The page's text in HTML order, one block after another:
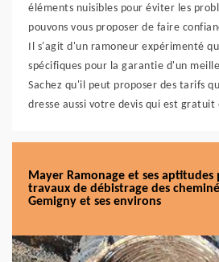
éléments nuisibles pour éviter les
pouvons vous proposer de faire
Il s'agit d'un ramoneur expérimenté
spécifiques pour la garantie d'un
Sachez qu'il peut proposer des tarifs
dresse aussi votre devis qui est gratuit
Mayer Ramonage et ses aptitudes
travaux de débistrage des
Gemigny et ses environs